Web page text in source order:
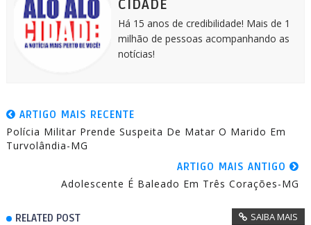
CIDADE
Há 15 anos de credibilidade! Mais de 1
milhão de pessoas acompanhando as
notícias!
ARTIGO MAIS RECENTE
Polícia Militar Prende Suspeita De Matar O Marido Em
Turvolândia-MG
ARTIGO MAIS ANTIGO
Adolescente É Baleado Em Três Corações-MG
RELATED POST SAIBA MAIS